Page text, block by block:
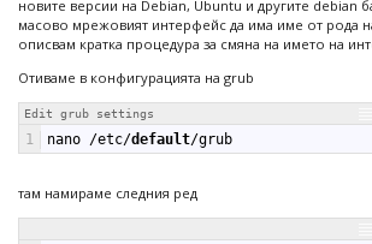
новите версии на Debian, Ubuntu и другите debian
масово мрежовият интерфейс да има име от рода
описвам кратка процедура за смяна на името на
Отиваме в конфигурацията на grub
Edit grub settings
1 nano /etc/default/grub
там намираме следния ред